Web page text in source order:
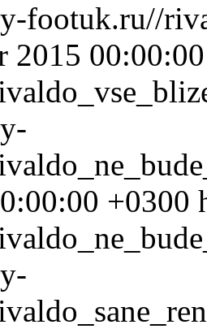
footuk.ru//
2015
+0300